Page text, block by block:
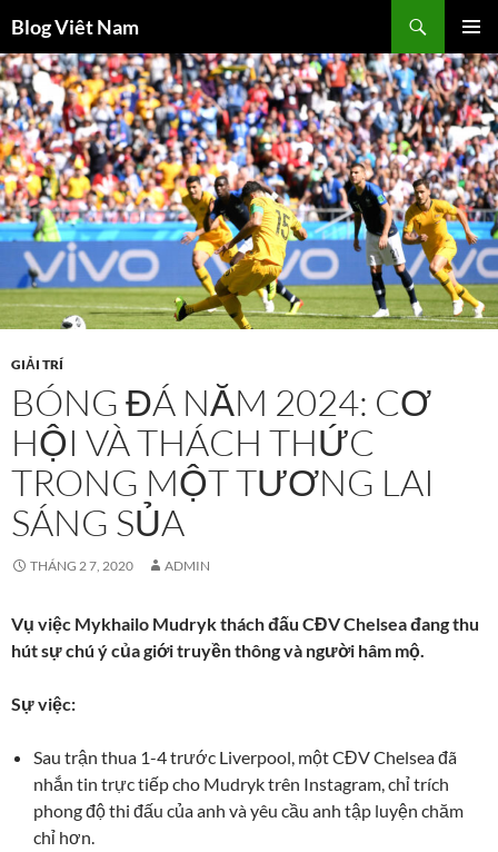
đến
nội
dung
Blog Viêt Nam
kiếm
TRÌNH
ĐƠN CƠ
SỞ
GIẢI TRÍ
BÓNG ĐÁ NĂM 2024: CƠ
HỘI VÀ THÁCH THỨC
TRONG MỘT TƯƠNG LAI
SÁNG SỦA
THÁNG 2 7, 2020 ADMIN
Vụ việc Mykhailo Mudryk thách đấu CĐV Chelsea đang thu
hút sự chú ý của giới truyền thông và người hâm mộ.
Sự việc:
Sau trận thua 1-4 trước Liverpool, một CĐV Chelsea đã
nhắn tin trực tiếp cho Mudryk trên Instagram, chỉ trích
phong độ thi đấu của anh và yêu cầu anh tập luyện chăm
chỉ hơn.